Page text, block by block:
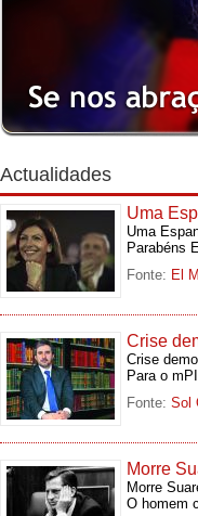
Actualidades
Uma
Uma
Parabéns
Fonte: El
Crise
Crise
Para o
Fonte: Sol
Morre
Morre
O homem